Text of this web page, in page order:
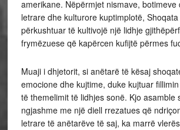
amerikane. Nëpërmjet nismave, botimeve
letrare dhe kulturore kuptimplotë,
përkushtuar të kultivojë një lidhje
frymëzuese që kapërcen kufijtë përmes
Muaji i dhjetorit, si anëtarë të kësaj
emocione dhe kujtime, duke kujtuar
të themelimit të lidhjes sonë. Kjo asamble
ngjashme me një diell rrezatues që
letrare të anëtarëve të saj, ka marrë